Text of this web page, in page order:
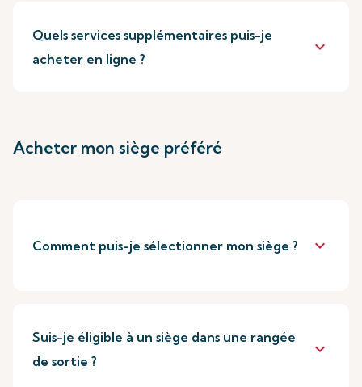
Quels services supplémentaires puis-je
acheter en ligne ?
keyboard_arrow_down
Acheter mon siège préféré
Comment puis-je sélectionner mon siège ? keyboard_arrow_down
Suis-je éligible à un siège dans une rangée
de sortie ?
keyboard_arrow_down